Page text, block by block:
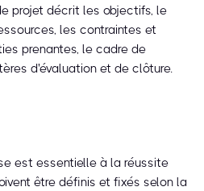
projet décrit les objectifs, le
les contraintes et
prenantes, le cadre de
d'évaluation et de clôture.
est essentielle à la réussite
être définis et fixés selon la